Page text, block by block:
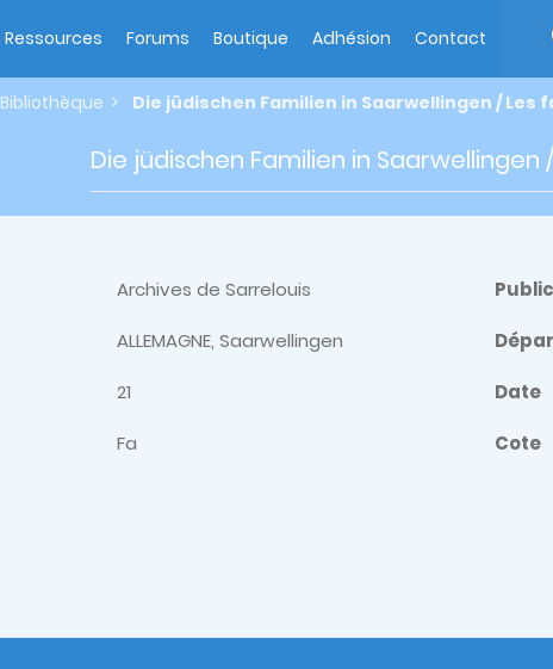
Ressources Forums Boutique Adhésion Contact
Bibliothèque Die jüdischen Familien in Saarwellingen / Les
Die jüdischen Familien in
Archives de Sarrelouis
ALLEMAGNE, Saarwellingen
21 Date
Fa Cote